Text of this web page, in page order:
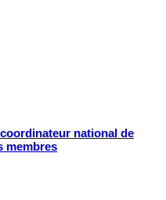
national de
membres